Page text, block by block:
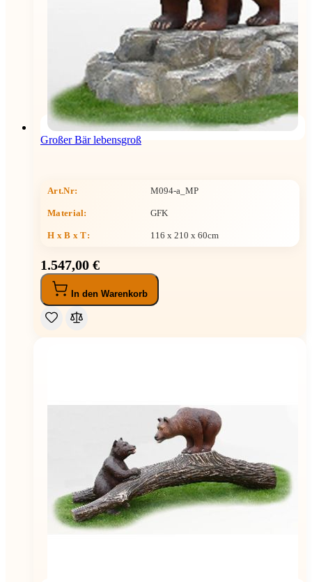
Großer Bär lebensgroß
Art.Nr: M094-a_MP
Material: GFK
H x B x T: 116 x 210 x 60cm
1.547,00 €
In den Warenkorb